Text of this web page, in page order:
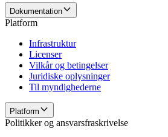
Dokumentation
Platform
Infrastruktur
Licenser
Vilkår og betingelser
Juridiske oplysninger
Til myndighederne
Platform
Politikker og ansvarsfraskrivelse